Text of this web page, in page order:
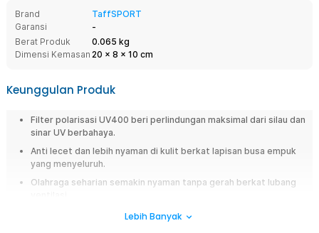
Brand
TaffSPORT
Garansi
-
Berat Produk
0.065 kg
Dimensi Kemasan 20 x 8 x 10 cm
Keunggulan Produk
Filter polarisasi UV400 beri perlindungan maksimal dari silau dan
sinar UV berbahaya.
Anti lecet dan lebih nyaman di kulit berkat lapisan busa empuk
yang menyeluruh.
Olahraga seharian semakin nyaman tanpa gerah berkat lubang
Kekokohan dan fleksibilitas bingkai meningkatkan daya tahan
Lebih Banyak